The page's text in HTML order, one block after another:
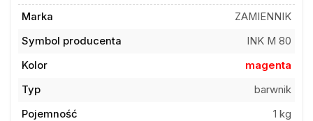
Marka
ZAMIENNIK
Symbol producenta
INK M 80
Kolor
magenta
Typ
barwnik
Pojemność
1 kg